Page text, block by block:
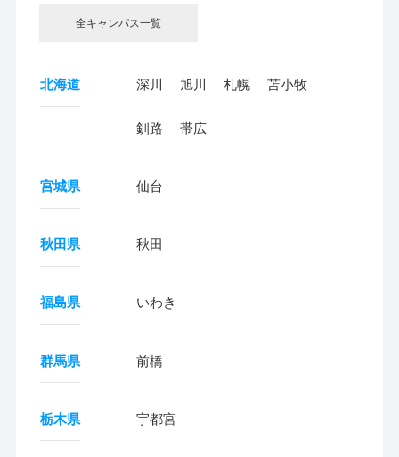
全キャンパス一覧
北海道 深川 旭川 札幌 苫小牧
釧路 帯広
宮城県 仙台
秋田県 秋田
福島県 いわき
群馬県 前橋
栃木県 宇都宮